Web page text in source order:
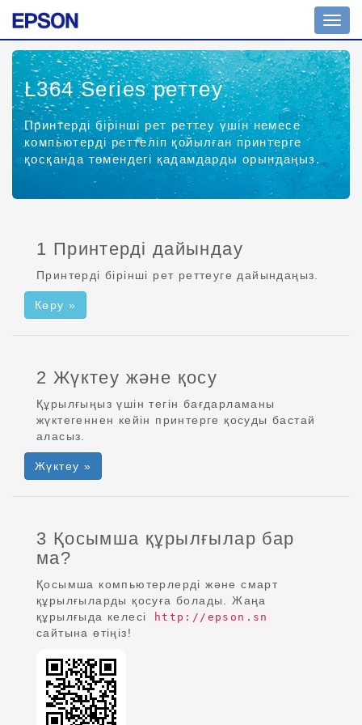
қосу
L364 Seriesреттеу
Принтерді бірінші рет реттеу үшін немесе
компьютерді реттеліп қойылған принтерге
қосқанда төмендегі қадамдарды орындаңыз.
1 Принтерді дайындау
Принтерді бірінші рет реттеуге дайындаңыз.
Көру »
2 Жүктеу және қосу
Құрылғыңыз үшін тегін бағдарламаны
жүктегеннен кейін принтерге қосуды бастай
аласыз.
Жүктеу »
3 Қосымша құрылғылар бар
ма?
Қосымша компьютерлерді және смарт
құрылғыларды қосуға болады. Жаңа
құрылғыда келесі
http://epson.sn
сайтына өтіңіз!